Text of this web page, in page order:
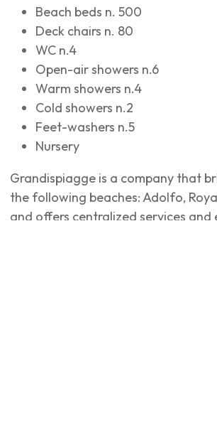
Beach beds n. 500
Deck chairs n. 80
WC n.4
Open-air showers n.6
Warm showers n.4
Cold showers n.2
Feet-washers n.5
Nursery
Grandispiagge is a company that
the following beaches: Adolfo,
and offers centralized services